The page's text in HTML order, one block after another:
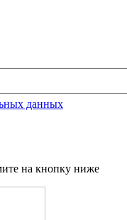
данных
на кнопку ниже